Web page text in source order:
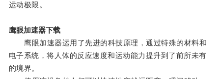
运动极限。
鹰眼加速器下载
鹰眼加速器运用了先进的科技原理，通过特殊的材料和
电子系统，将人体的反应速度和运动能力提升到了前所未有
的境界。